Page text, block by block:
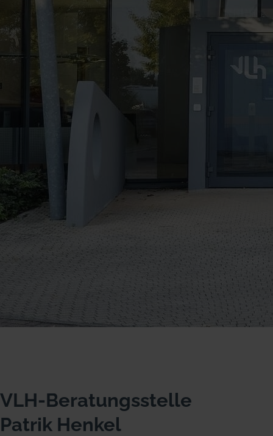
VLH-Beratungsstelle
Patrik Henkel